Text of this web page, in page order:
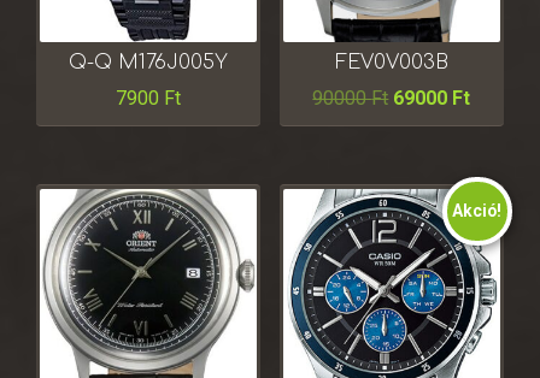
Q-Q M176J005Y
7900 Ft
FEV0V003B
90000Ft 69000 Ft
Akció!